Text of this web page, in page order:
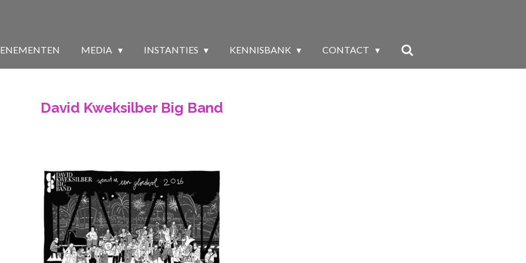
MEDIA INSTANTIES KENNISBANK CONTACT
David Kweksilber Big Band